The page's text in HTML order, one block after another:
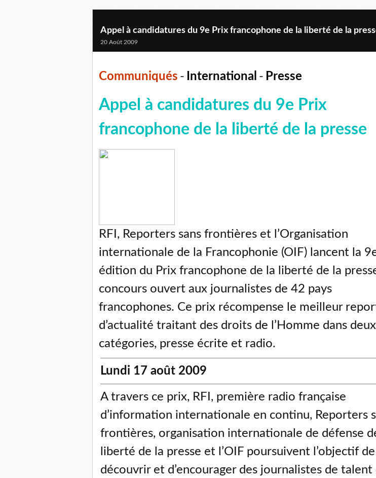
Appel à candidatures du 9e Prix francophone de la liberté de la
20 Août 2009
Communiqués - International - Presse
Appel à candidatures du 9e Prix
francophone de la liberté de la presse
RFI, Reporters sans frontières et l’Organisation
internationale de la Francophonie (OIF) lancent la
édition du Prix francophone de la liberté de la
concours ouvert aux journalistes de 42 pays
francophones. Ce prix récompense le meilleur
d’actualité traitant des droits de l’Homme dans deux
catégories, presse écrite et radio.
Lundi 17 août 2009
A travers ce prix, RFI, première radio française
d’information internationale en continu, Reporters
frontières, organisation internationale de défense
liberté de la presse et l’OIF poursuivent l’objectif de
découvrir et d’encourager des journalistes de talent